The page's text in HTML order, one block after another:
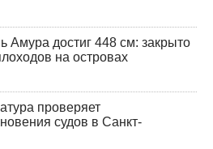
Амура достиг 448 см: закрыто
на островах
проверяет
судов в Санкт-